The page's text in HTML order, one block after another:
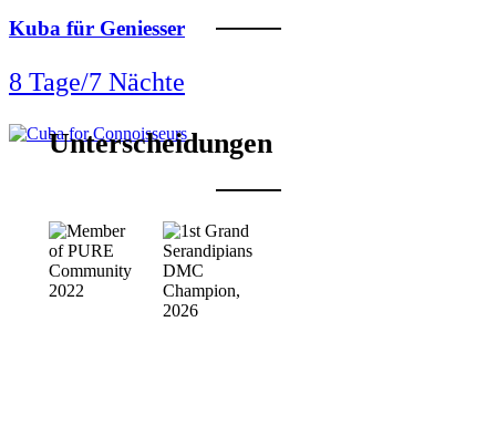
Kuba für Geniesser
8 Tage/7 Nächte
Unterscheidungen